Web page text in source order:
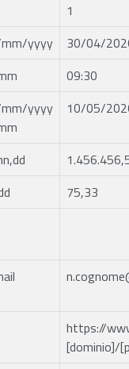
1
yyyy
30/04/
09:30
yyyy
10/05/
75,33
https://
[dominio]/